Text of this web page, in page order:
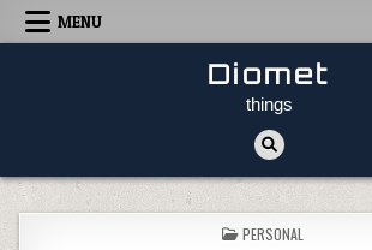
Skip to content
MENU
Diomet
things
POSTED IN
PERSONAL